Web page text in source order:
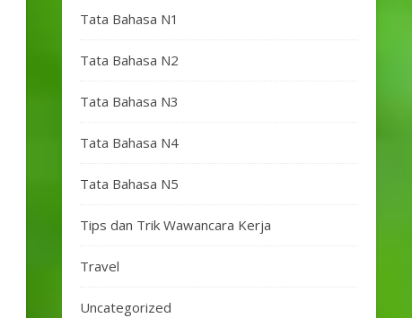
Tata Bahasa N1
Tata Bahasa N2
Tata Bahasa N3
Tata Bahasa N4
Tata Bahasa N5
Tips dan Trik Wawancara Kerja
Travel
Uncategorized